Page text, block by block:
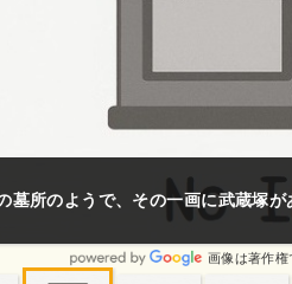
いです。
画像は著作権